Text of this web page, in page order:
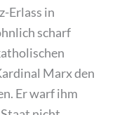
Erlass in
scharf
Marx den
Er warf ihm